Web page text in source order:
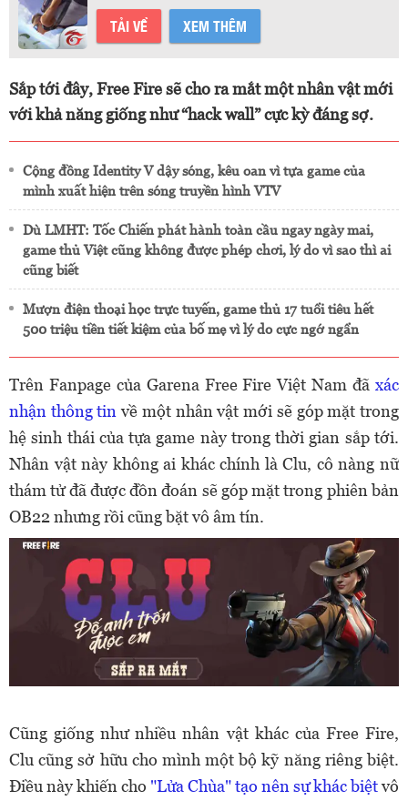
TẢI VỀ XEM THÊM
Sắp tới đây, Free Fire sẽ cho ra mắt một nhân vật mới
với khả năng giống như “hack wall” cực kỳ đáng sợ.
Cộng đồng Identity V dậy sóng, kêu oan vì tựa game của
mình xuất hiện trên sóng truyền hình VTV
Dù LMHT: Tốc Chiến phát hành toàn cầu ngay ngày mai,
game thủ Việt cũng không được phép chơi, lý do vì sao thì ai
cũng biết
Mượn điện thoại học trực tuyến, game thủ 17 tuổi tiêu hết
500 triệu tiền tiết kiệm của bố mẹ vì lý do cực ngớ ngẩn
Trên Fanpage của Garena Free Fire Việt Nam đã xác
nhận thông tin về một nhân vật mới sẽ góp mặt trong
hệ sinh thái của tựa game này trong thời gian sắp tới.
Nhân vật này không ai khác chính là Clu, cô nàng nữ
thám tử đã được đồn đoán sẽ góp mặt trong phiên bản
OB22 nhưng rồi cũng bặt vô âm tín.
Cũng giống như nhiều nhân vật khác của Free Fire,
Clu cũng sở hữu cho mình một bộ kỹ năng riêng biệt.
Điều này khiến cho "Lửa Chùa" tạo nên sự khác biệtvô